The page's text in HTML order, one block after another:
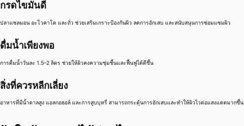
กรดไขมันดี
ปลาแซลมอน อะโวคาโด และถั่ว ช่วยเสริมเกราะป้องกันผิว ลดการอักเสบ และสนับสนุนการซ่อมแซมผิว
ดื่มน้ำเพียงพอ
การดื่มน้ำวันละ 1.5–2 ลิตร ช่วยให้ผิวคงความชุ่มชื้นและฟื้นฟูได้ดีขึ้น
สิ่งที่ควรหลีกเลี่ยง
อาหารที่มีน้ำตาลสูง แอลกอฮอล์ และการสูบบุหรี่ สามารถกระตุ้นการอักเสบและทำให้ผิวไวต่อแสงแดดมากขึ้น